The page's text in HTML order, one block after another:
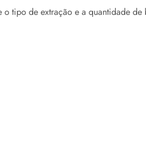
tipo de extração e a quantidade